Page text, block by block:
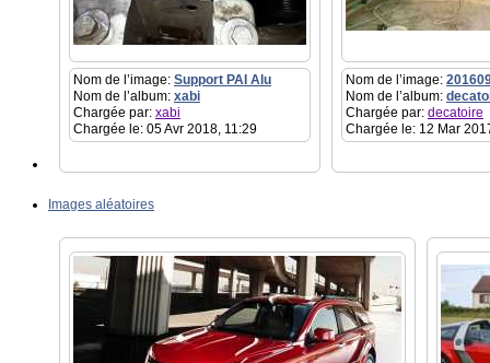
Nom de l’image: Support PAI Alu
Nom de l’album: xabi
Chargée par: xabi
Chargée le: 05 Avr 2018, 11:29
Nom de l’image:
Nom de l’album:
Chargée par: decatoire
Chargée le: 12 Mar
Images aléatoires